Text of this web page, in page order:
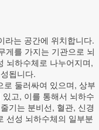
라는 공간에 위치합니다.
게를 가지는 기관으로 뇌
뇌하수체로 나누어지며,
됩니다.
둘러싸여 있으며, 상부
고, 이를 통해서 뇌하수
기는 분비선, 혈관, 신경
선성 뇌하수체의 일부분